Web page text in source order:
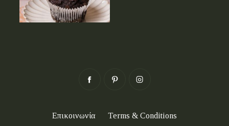
Επικοινωνία Terms & Conditions